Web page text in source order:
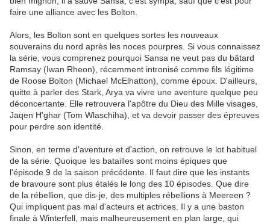
faire une alliance avec les Bolton.
Alors, les Bolton sont en quelques sortes les nouveaux
souverains du nord après les noces pourpres. Si vous connaissez
la série, vous comprenez pourquoi Sansa ne veut pas du bâtard
Ramsay (Iwan Rheon), récemment intronisé comme fils légitime
de Roose Bolton (Michael McElhatton), comme époux. D'ailleurs,
quitte à parler des Stark, Arya va vivre une aventure quelque peu
déconcertante. Elle retrouvera l'apôtre du Dieu des Mille visages,
Jaqen H'ghar (Tom Wlaschiha), et va devoir passer des épreuves
pour perdre son identité.
Sinon, en terme d'aventure et d'action, on retrouve le lot habituel
de la série. Quoique les batailles sont moins épiques que
l'épisode 9 de la saison précédente. Il faut dire que les instants
de bravoure sont plus étalés le long des 10 épisodes. Que dire
de la rébellion, que dis-je, des multiples rébellions à Meereen ?
Qui impliquent pas mal d'acteurs et actrices. Il y a une baston
finale à Winterfell, mais malheureusement en plan large, qui